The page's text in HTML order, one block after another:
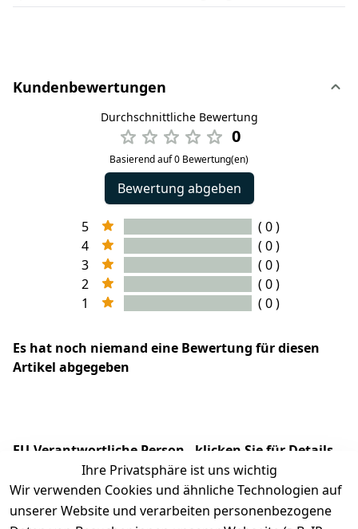
Kundenbewertungen
Durchschnittliche Bewertung
0
Basierend auf 0 Bewertung(en)
Bewertung abgeben
5
( 0 )
4
( 0 )
3
( 0 )
2
( 0 )
1
( 0 )
Es hat noch niemand eine Bewertung für diesen
Artikel abgegeben
EU-Verantwortliche Person - klicken Sie für Details
Ihre Privatsphäre ist uns wichtig
Wir verwenden Cookies und ähnliche Technologien auf
unserer Website und verarbeiten personenbezogene